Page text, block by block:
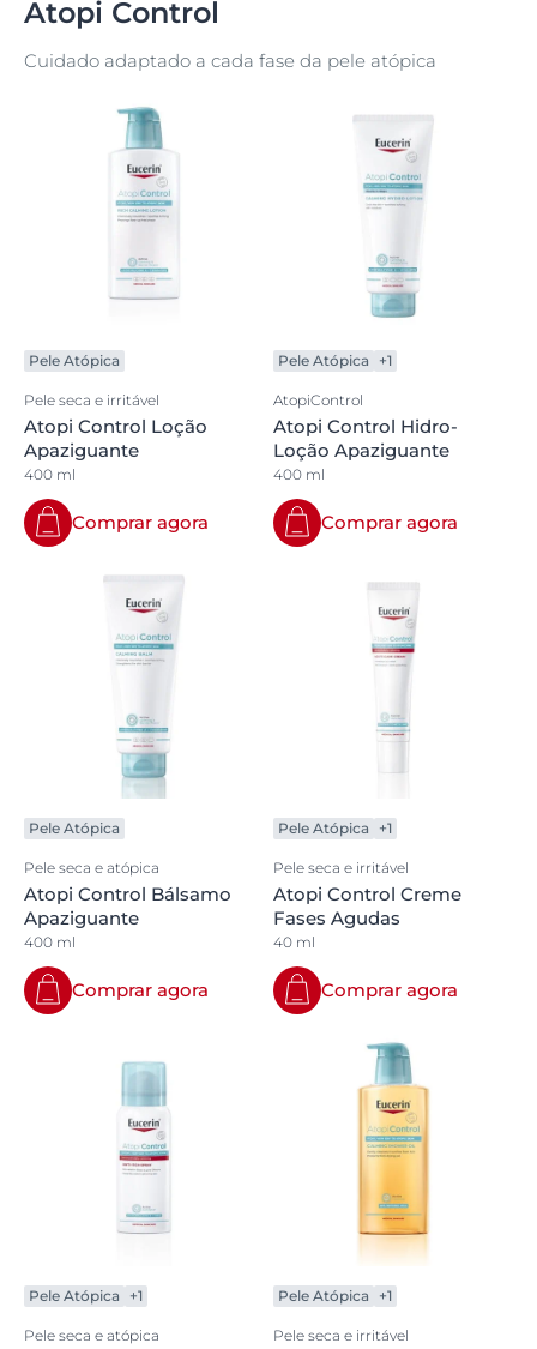
Atopi Control
Cuidado adaptado a cada fase da pele atópica
Pele Atópica
Pele seca e irritável
Atopi Control Loção
Apaziguante
400 ml
Comprar agora
Pele Atópica +1
AtopiControl
Atopi Control Hidro-
Loção Apaziguante
400 ml
Comprar agora
Pele Atópica
Pele seca e atópica
Atopi Control Bálsamo
Apaziguante
400 ml
Comprar agora
Pele Atópica +1
Pele seca e irritável
Atopi Control Creme
Fases Agudas
40 ml
Comprar agora
Pele Atópica +1
Pele seca e atópica
Pele Atópica +1
Pele seca e irritável